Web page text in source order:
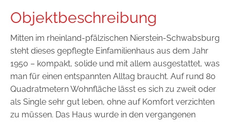
Objektbeschreibung
Mitten im rheinland-pfälzischen Nierstein-Schwabsburg
steht dieses gepflegte Einfamilienhaus aus dem Jahr
1950 – kompakt, solide und mit allem ausgestattet, was
man für einen entspannten Alltag braucht. Auf rund 80
Quadratmetern Wohnfläche lässt es sich zu zweit oder
als Single sehr gut leben, ohne auf Komfort verzichten
zu müssen. Das Haus wurde in den vergangenen